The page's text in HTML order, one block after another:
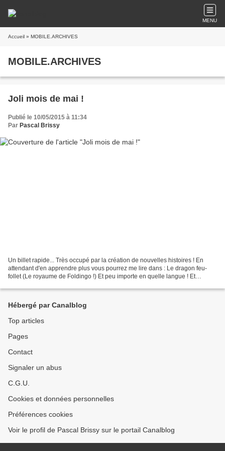
MENU
Accueil » MOBILE.ARCHIVES
MOBILE.ARCHIVES
Joli mois de mai !
Publié le 10/05/2015 à 11:34
Par Pascal Brissy
Un billet rapide... Très occupé par la création de nouvelles histoires ! En
attendant d'en apprendre plus vous pourrez me lire dans : Le dragon feu-
follet (Le royaume de Foldingo !) Et peu importe en quelle langue ! Et
Hébergé par Canalblog
Top articles
Pages
Contact
Signaler un abus
C.G.U.
Cookies et données personnelles
Préférences cookies
Voir le profil de Pascal Brissy sur le portail Canalblog